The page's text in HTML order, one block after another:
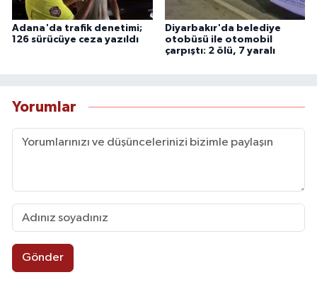
Adana'da trafik denetimi;
126 sürücüye ceza yazıldı
Diyarbakır'da belediye
otobüsü ile otomobil
çarpıştı: 2 ölü, 7 yaralı
Yorumlar
Gönder